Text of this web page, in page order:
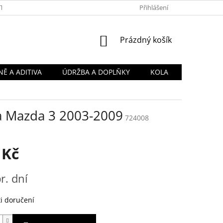
PODMÍNKY OCHRANY OSOBNÍCH
Přihlášení
NÁKUPNÍ
Prázdný košík
A ADITIVA ÚDRŽBA A DOPLŇKY
KOLA
3 2003-2009 724008
dní
doručení